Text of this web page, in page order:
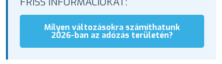
Milyen változásokra számíthatunk
2026-ban az adózás területén?